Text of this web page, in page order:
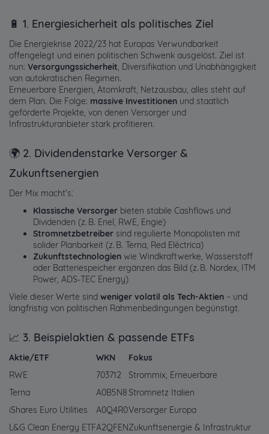
🔋 1. Energiesicherheit als politisches Ziel
Die Energiekrise 2022/23 hat Europas Verwundbarkeit
offengelegt und einen politischen Schwenk ausgelöst. Ziel ist
nun: Versorgungssicherheit, Diversifikation und Unabhängigkeit
von autokratischen Regimen.
Erneuerbare Energien, Atomkraft, Netzausbau, alles steht auf
dem Plan. Die Folge: massive Investitionen und staatlich
geförderte Projekte, von denen Versorger und
Infrastrukturanbieter stark profitieren.
🌍 2. Dividendenstarke Versorger &
Zukunftsenergien
Der Mix macht’s:
Klassische Versorger bieten stabile Cashflows und
Dividenden (z. B. Enel, RWE, Engie)
Stromnetzbetreiber sind regulierte Monopolisten mit
solider Planbarkeit (z. B. Terna, Red Eléctrica)
Zukunftstechnologien wie Windkraftwerke, Wasserstoff
oder Batteriespeicher ergänzen das Bild (z. B. Nordex, ITM
Power, ADS-TEC Energy)
Viele dieser Werte sind weniger volatil als Tech-Aktien – und
langfristig von politischen Rahmenbedingungen begünstigt.
📈 3. Beispielaktien & passende ETFs
Aktie/ETF WKN
Fokus
RWE
703712
Strommix, Erneuerbare
Terna
A0B5N8Stromnetz Italien
iShares Euro Utilities
A0Q4R0Versorger Europa
L&G Clean Energy ETFA2QFENZukunftsenergie & Infrastruktur